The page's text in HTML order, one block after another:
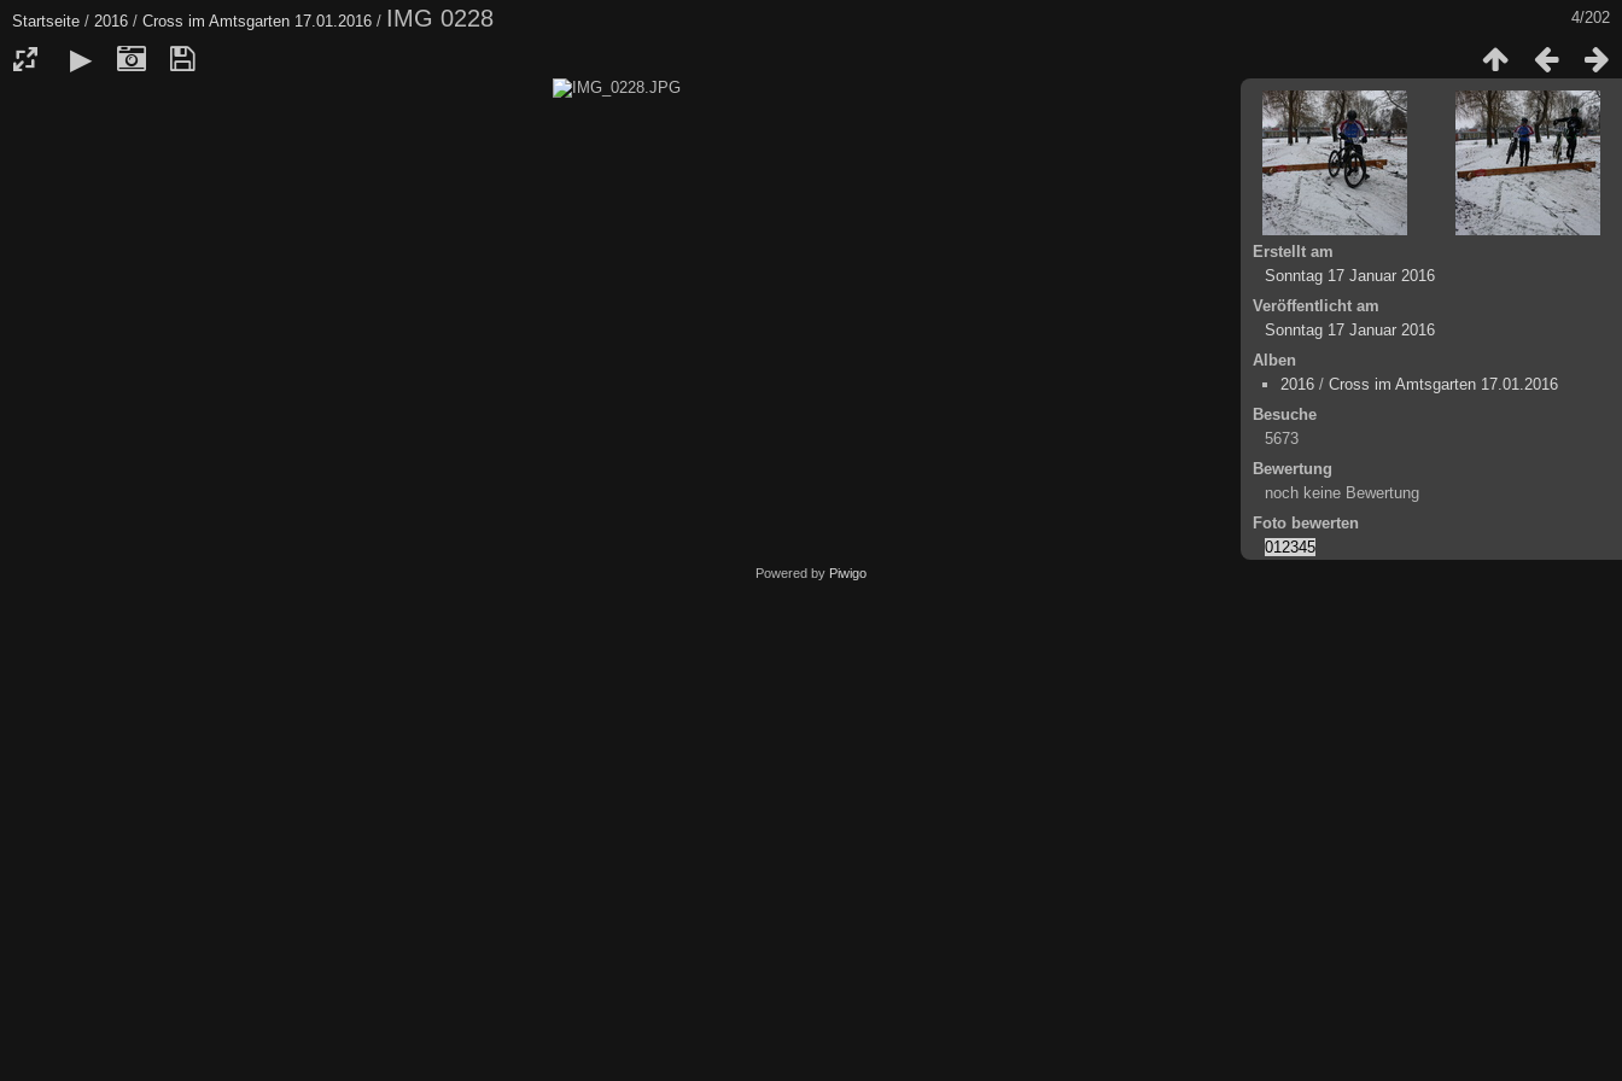
4/202
Startseite / 2016 / Cross im Amtsgarten 17.01.2016 / IMG 0228
Erstellt am
Sonntag 17 Januar 2016
Veröffentlicht am
Sonntag 17 Januar 2016
Alben
2016 /Cross im Amtsgarten 17.01.2016
Besuche
5673
Bewertung
noch keine Bewertung
Foto bewerten
Powered by Piwigo